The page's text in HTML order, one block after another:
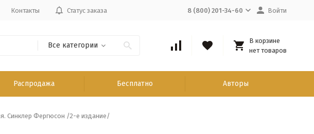
Контакты Статус заказа 8 (800) 201-34-60 Войти
Все категории
В корзине
нет товаров
Распродажа Бесплатно Авторы
Синклер Фергюсон /2-е издание/